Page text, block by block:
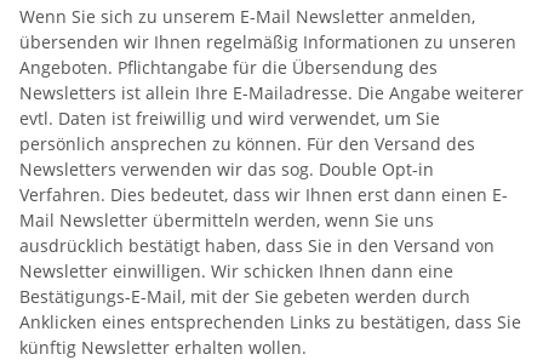
Wenn Sie sich zu unserem E-Mail Newsletter anmelden,
übersenden wir Ihnen regelmäßig Informationen zu unseren
Angeboten. Pflichtangabe für die Übersendung des
Newsletters ist allein Ihre E-Mailadresse. Die Angabe weiterer
evtl. Daten ist freiwillig und wird verwendet, um Sie
persönlich ansprechen zu können. Für den Versand des
Newsletters verwenden wir das sog. Double Opt-in
Verfahren. Dies bedeutet, dass wir Ihnen erst dann einen E-
Mail Newsletter übermitteln werden, wenn Sie uns
ausdrücklich bestätigt haben, dass Sie in den Versand von
Newsletter einwilligen. Wir schicken Ihnen dann eine
Bestätigungs-E-Mail, mit der Sie gebeten werden durch
Anklicken eines entsprechenden Links zu bestätigen, dass Sie
künftig Newsletter erhalten wollen.